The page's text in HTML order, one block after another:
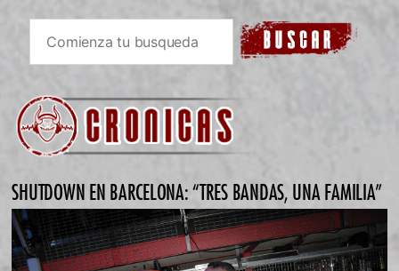
SHUTDOWN EN BARCELONA: “TRES BANDAS, UNA FAMILIA”